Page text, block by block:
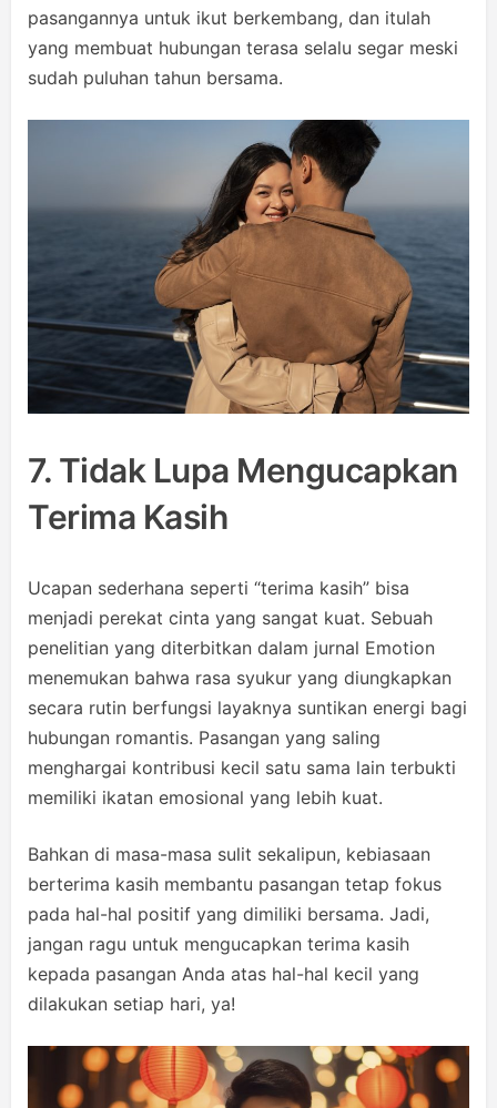
pasangannya untuk ikut berkembang, dan itulah
yang membuat hubungan terasa selalu segar meski
sudah puluhan tahun bersama.
7. Tidak Lupa Mengucapkan
Terima Kasih
Ucapan sederhana seperti “terima kasih” bisa
menjadi perekat cinta yang sangat kuat. Sebuah
penelitian yang diterbitkan dalam jurnal Emotion
menemukan bahwa rasa syukur yang diungkapkan
secara rutin berfungsi layaknya suntikan energi bagi
hubungan romantis. Pasangan yang saling
menghargai kontribusi kecil satu sama lain terbukti
memiliki ikatan emosional yang lebih kuat.
Bahkan di masa-masa sulit sekalipun, kebiasaan
berterima kasih membantu pasangan tetap fokus
pada hal-hal positif yang dimiliki bersama. Jadi,
jangan ragu untuk mengucapkan terima kasih
kepada pasangan Anda atas hal-hal kecil yang
dilakukan setiap hari, ya!